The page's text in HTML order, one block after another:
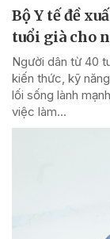
Bộ Y tế đề
tuổi già cho
Người dân từ 40
kiến thức, kỹ
lối sống lành
việc làm...